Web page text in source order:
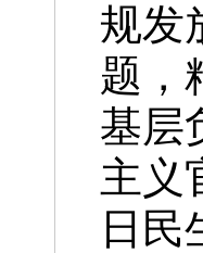
规发
题，
基层
主义
日